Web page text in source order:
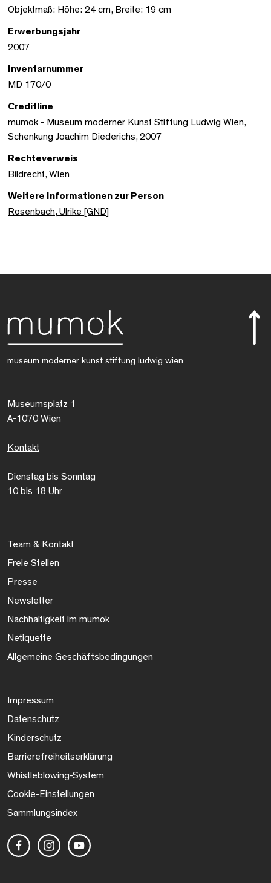
Objektmaß: Höhe: 24 cm, Breite: 19 cm
Erwerbungsjahr
2007
Inventarnummer
MD 170/0
Creditline
mumok - Museum moderner Kunst Stiftung Ludwig Wien,
Schenkung Joachim Diederichs, 2007
Rechteverweis
Bildrecht, Wien
Weitere Informationen zur Person
Rosenbach, Ulrike [GND]
museum moderner kunst stiftung ludwig wien
Museumsplatz 1
A-1070 Wien
Kontakt
Dienstag bis Sonntag
10 bis 18 Uhr
Team & Kontakt
Freie Stellen
Presse
Newsletter
Nachhaltigkeit im mumok
Netiquette
Allgemeine Geschäftsbedingungen
Impressum
Datenschutz
Kinderschutz
Barrierefreiheitserklärung
Whistleblowing-System
Cookie-Einstellungen
Sammlungsindex